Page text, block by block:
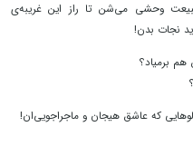
وحشی می‌شن تا راز این غریبه‌ی
نجات بدن!
برمیاد؟
که عاشق هیجان و ماجراجویی‌ان!